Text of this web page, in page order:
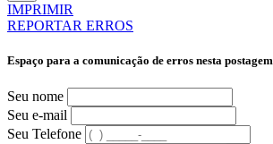
IMPRIMIR
REPORTAR ERROS
Espaço para a comunicação de erros nesta postagem
Seu nome
Seu e-mail
Seu Telefone